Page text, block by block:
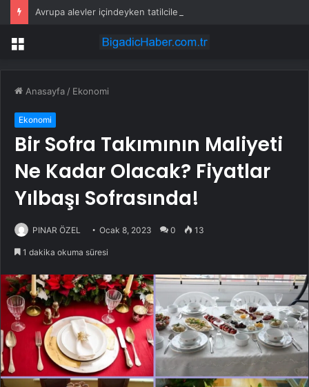
Menü
Anasayfa / Ekonomi
Ekonomi
Bir Sofra Takımının Maliyeti
Ne Kadar Olacak? Fiyatlar
Yılbaşı Sofrasında!
PINAR ÖZEL Ocak 8, 2023 0 13
1 dakika okuma süresi